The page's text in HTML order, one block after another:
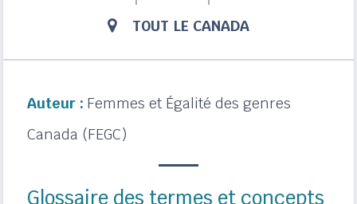
TOUT LE CANADA
Auteur : Femmes et Égalité des genres
Canada (FEGC)
Glossaire des termes et concepts